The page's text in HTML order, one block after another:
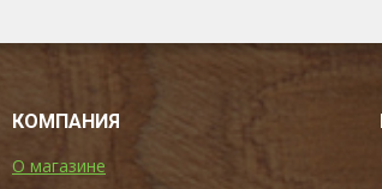
КОМПАНИЯ
О магазине